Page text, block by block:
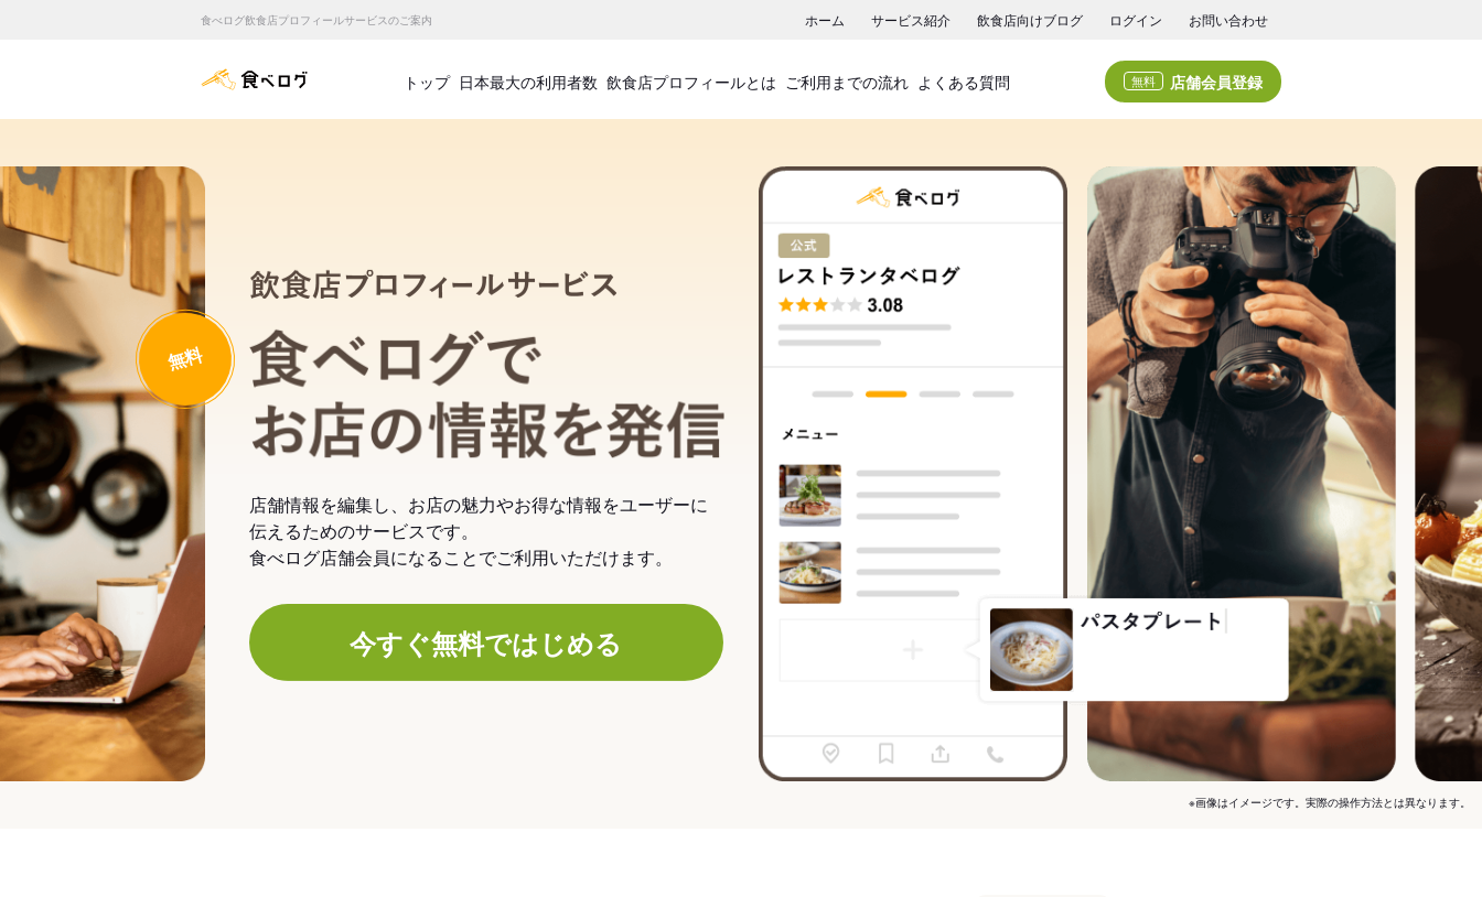
食べログ飲食店プロフィールサービスのご案内 ホーム サービス紹介 飲食店向けブログ ログイン お問い合わせ
食べログ店舗管理画面
トップ 日本最大の利用者数 飲食店プロフィールとは ご利用までの流れ よくある質問 無料 店舗会員登録
飲食店プロフィールサービス
食べログでお店の情報を発信
無料
店舗情報を編集し、お店の魅力やお得な情報をユーザーに
伝えるためのサービスです。
食べログ店舗会員になることでご利用いただけます。
今すぐ無料ではじめる
※画像はイメージです。実際の操作方法とは異なります。